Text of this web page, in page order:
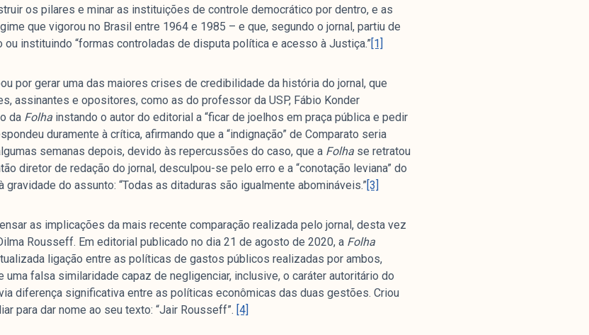
os pilares e minar as instituições de controle democrático por dentro, e as
que vigorou no Brasil entre 1964 e 1985 – e que, segundo o jornal, partiu de
ou instituindo “formas controladas de disputa política e acesso à Justiça.”[1]
por gerar uma das maiores crises de credibilidade da história do jornal, que
assinantes e opositores, como as do professor da USP, Fábio Konder
da Folha instando o autor do editorial a “ficar de joelhos em praça pública e pedir
duramente à crítica, afirmando que a “indignação” de Comparato seria
semanas depois, devido às repercussões do caso, que a Folha se retratou
diretor de redação do jornal, desculpou-se pelo erro e a “conotação leviana” do
do assunto: “Todas as ditaduras são igualmente abomináveis.”[3]
as implicações da mais recente comparação realizada pelo jornal, desta vez
Rousseff. Em editorial publicado no dia 21 de agosto de 2020, a Folha
ligação entre as políticas de gastos públicos realizadas por ambos,
uma falsa similaridade capaz de negligenciar, inclusive, o caráter autoritário do
diferença significativa entre as políticas econômicas das duas gestões. Criou
para dar nome ao seu texto: “Jair Rousseff”. [4]